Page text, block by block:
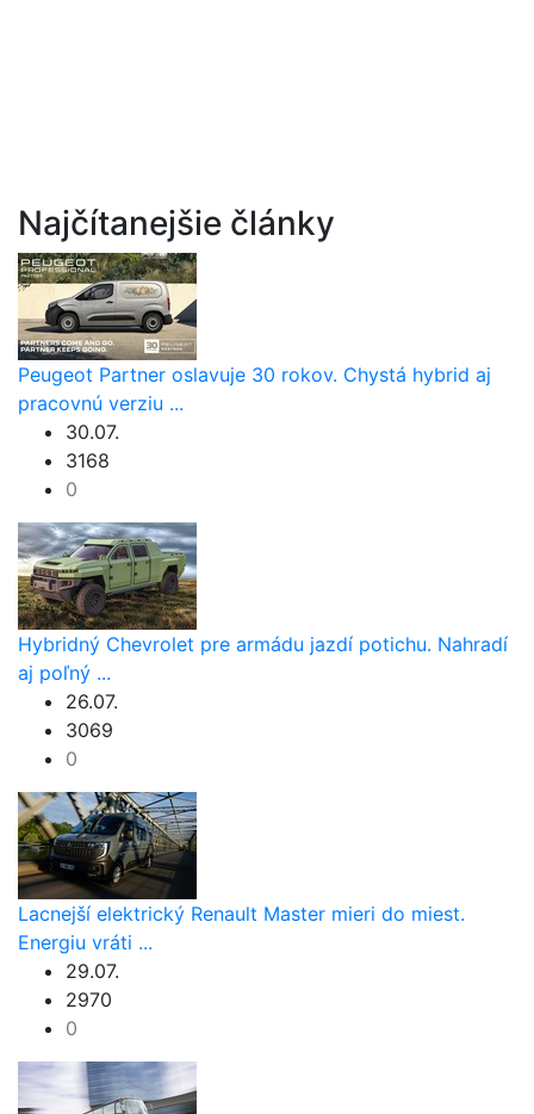
Najčítanejšie články
Peugeot Partner oslavuje 30 rokov. Chystá hybrid aj
pracovnú verziu ...
30.07.
3168
0
Hybridný Chevrolet pre armádu jazdí potichu. Nahradí
aj poľný ...
26.07.
3069
0
Lacnejší elektrický Renault Master mieri do miest.
Energiu vráti ...
29.07.
2970
0